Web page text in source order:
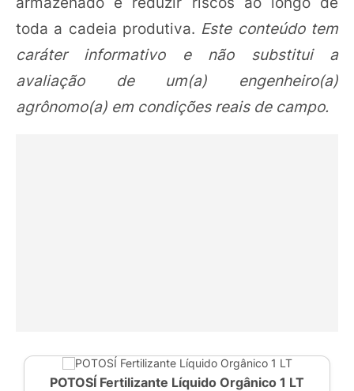
toda a cadeia produtiva. Este conteúdo tem
caráter informativo e não substitui a
avaliação de um(a) engenheiro(a)
agrônomo(a) em condições reais de campo.
POTOSÍ Fertilizante Líquido Orgânico 1 LT